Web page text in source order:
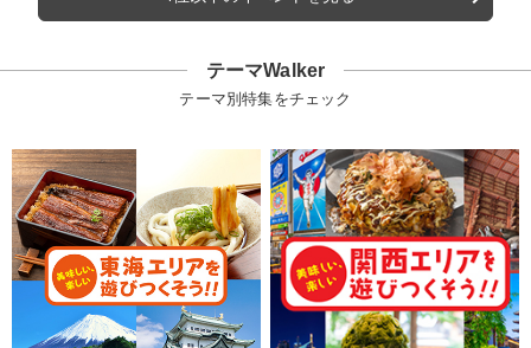
テーマWalker
テーマ別特集をチェック